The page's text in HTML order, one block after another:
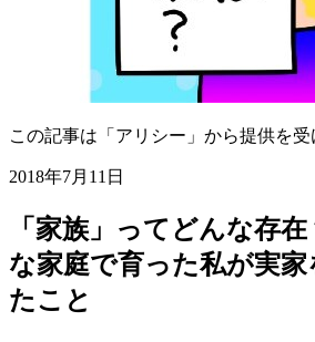
この記事は「アリシー」から提供を
2018年7月11日
「家族」ってどんな存
な家庭で育った私が実
たこと